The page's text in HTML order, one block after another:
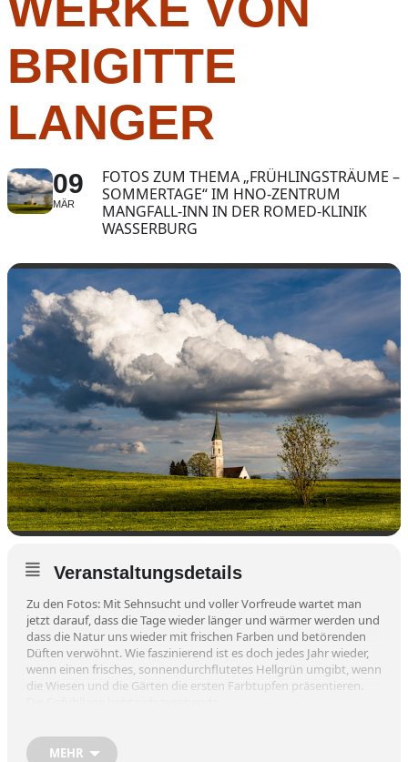
BRIGITTE
LANGER
09
MÄR
FOTOS ZUM THEMA „FRÜHLINGSTRÄUME –
SOMMERTAGE“ IM HNO-ZENTRUM
MANGFALL-INN IN DER ROMED-KLINIK
WASSERBURG
Veranstaltungsdetails
Zu den Fotos: Mit Sehnsucht und voller Vorfreude wartet man
jetzt darauf, dass die Tage wieder länger und wärmer werden und
dass die Natur uns wieder mit frischen Farben und betörenden
Düften verwöhnt. Wie faszinierend ist es doch jedes Jahr wieder,
wenn einen frisches, sonnendurchflutetes Hellgrün umgibt, wenn
die Wiesen und die Gärten die ersten Farbtupfen präsentieren.
Zentrum Mangfall-Inn in der RoMed-Klinik Wasserburg zu sehen.
MEHR